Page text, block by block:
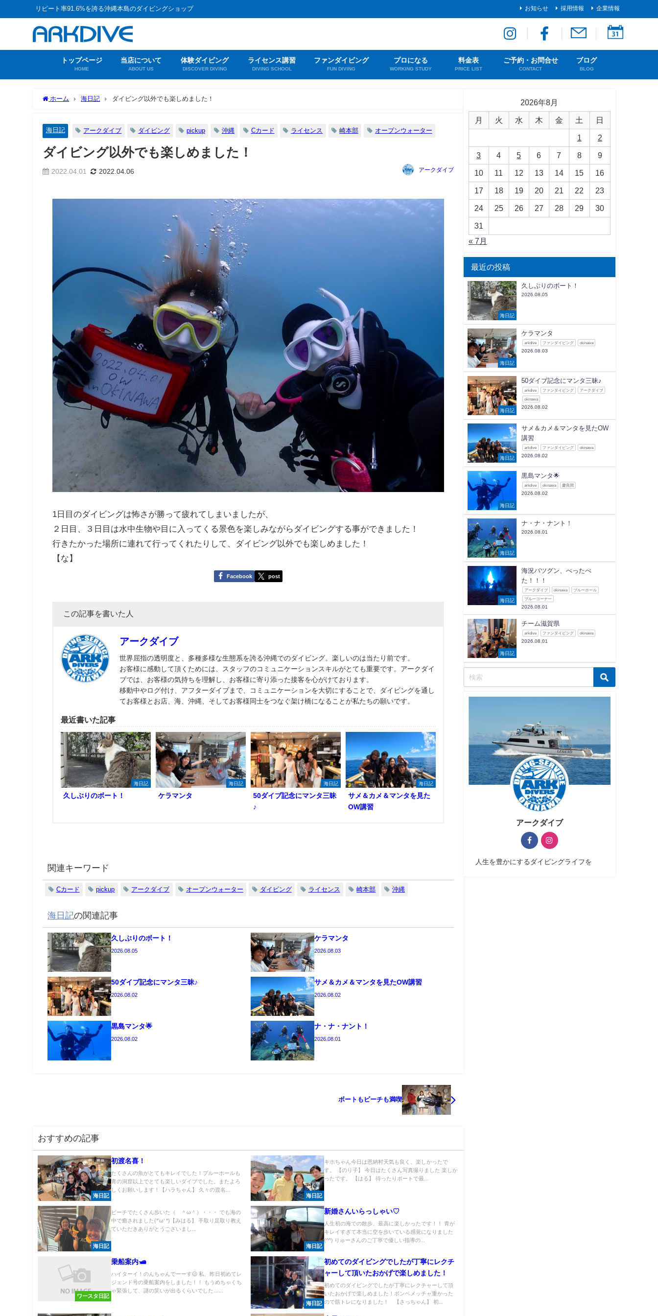
リピート率91.6%を誇る沖縄本島のダイビングショップ お知らせ 採用情報 企業情報
トップページ
HOME
当店について
ABOUT US
体験ダイビング
DISCOVER DIVING
ライセンス講習
DIVING SCHOOL
ファンダイビング
FUN DIVING
プロになる
WORKING STUDY
料金表
PRICE LIST
ご予約・お問合せ
CONTACT
ブログ
BLOG
ホーム 海日記 ダイビング以外でも楽しめました！
海日記 アークダイブ ダイビング pickup 沖縄 Cカード ライセンス 崎本部 オープンウォーター
ダイビング以外でも楽しめました！
2022.04.01 2022.04.06 アークダイブ
1日目のダイビングは怖さが勝って疲れてしまいましたが、
２日目、３日目は水中生物や目に入ってくる景色を楽しみながらダイビングする事ができました！
行きたかった場所に連れて行ってくれたりして、ダイビング以外でも楽しめました！
【な】
Facebook post
この記事を書いた人
アークダイブ
世界屈指の透明度と、多種多様な生態系を誇る沖縄でのダイビング。楽しいのは当たり前です。
お客様に感動して頂くためには、スタッフのコミュニケーションスキルがとても重要です。アークダイ
ブでは、お客様の気持ちを理解し、お客様に寄り添った接客を心がけております。
移動中やログ付け、アフターダイブまで、コミュニケーションを大切にすることで、ダイビングを通し
てお客様とお店、海、沖縄、そしてお客様同士をつなぐ架け橋になることが私たちの願いです。
最近書いた記事
海日記
久しぶりのボート！
海日記
ケラマンタ
海日記
50ダイブ記念にマンタ三昧
♪
海日記
サメ＆カメ＆マンタを見た
OW講習
関連キーワード
Cカード pickup アークダイブ オープンウォーター ダイビング ライセンス 崎本部 沖縄
海日記の関連記事
久しぶりのボート！
2026.08.05
ケラマンタ
2026.08.03
50ダイブ記念にマンタ三昧♪
2026.08.02
サメ＆カメ＆マンタを見たOW講習
2026.08.02
黒島マンタ🌟
2026.08.02
ナ・ナ・ナント！
2026.08.01
ボートもビーチも満喫
おすすめの記事
海日記
初渡名喜！
たくさんの魚がとてもキレイでした！ブルーホールも
青の洞窟以上でとても楽しいダイブでした。またよろ
しくお願いします！【ハラちゃん】 久々の渡名...
海日記
キホちゃん今日は恩納村天気も良く、楽しかったで
す。 【のり子】 今日はたくさん写真撮りました 楽しか
ったです。 【はる】 待ったりボートで最...
海日記
ビーチでたくさん歩いた（ ＾ω＾）・・・ でも海の
中で癒されました(*‘ω‘ *)【みはる】 手取り足取り教え
ていただきありがとうございまし...
海日記
新婚さんいらっしゃい♡
人生初の海での散歩、最高に楽しかったです！！ 青が
キレイすぎて本当に空を歩いている感覚になりました
(^^) りゅーさんのご丁寧で優しい指導の...
ワースタ日記
乗船案内🛥
ハイターイ！のんちゃんでーーす😉 私、昨日初めてレ
ジェンド号の乗船案内をしました！！ もうめちゃくち
ゃ緊張して、謎の笑いが出るくらいでした…...
海日記
初めてのダイビングでしたが丁寧にレクチ
ャーして頂いたおかげで楽しめました！
初めてのダイビングでしたが丁寧にレクチャーして頂
いたおかげで楽しめました！ボンベメッチャ重かった
ので筋トレになりました！ 【さっちゃん】 初...
2026年8月
月 火 水 木 金 土 日
1 2
3 4 5 6 7 8 9
10 11 12 13 14 15 16
17 18 19 20 21 22 23
24 25 26 27 28 29 30
31
« 7月
最近の投稿
海日記
久しぶりのボート！
2026.08.05
海日記
ケラマンタ
arkdive ファンダイビング okinawa
2026.08.03
海日記
50ダイブ記念にマンタ三昧♪
arkdive ファンダイビング アークダイブ
okinawa
2026.08.02
海日記
サメ＆カメ＆マンタを見たOW
講習
arkdive ファンダイビング okinawa
2026.08.02
海日記
黒島マンタ🌟
arkdive okinawa 慶良間
2026.08.02
海日記
ナ・ナ・ナント！
2026.08.01
海日記
海況バツグン、べったべ
た！！！
アークダイブ okinawa ブルーホール
ブルーコーナー
2026.08.01
海日記
チーム滋賀県
arkdive ファンダイビング okinawa
2026.08.01
アークダイブ
人生を豊かにするダイビングライフを